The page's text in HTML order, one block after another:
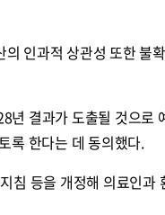
인과적 상관성 또한 불
년 결과가 도출될 것으로
록 한다는 데 동의했다.
침 등을 개정해 의료인과